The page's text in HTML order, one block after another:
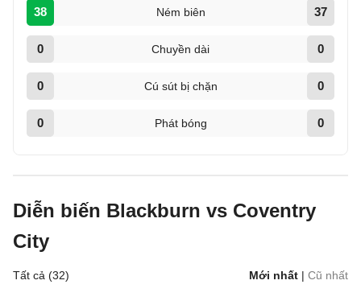
38 Ném biên 37
0 Chuyền dài 0
0 Cú sút bị chặn 0
0 Phát bóng 0
Diễn biến Blackburn vs Coventry
City
Tất cả (32) Mới nhất | Cũ nhất